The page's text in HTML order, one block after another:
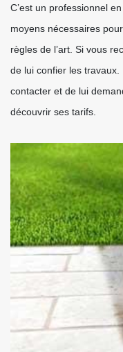
C’est un professionnel
moyens nécessaires
règles de l’art. Si vous
de lui confier les
contacter et de lui
découvrir ses tarifs.